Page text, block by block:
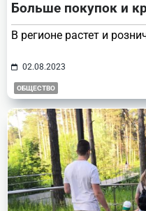
Больше покупок и
В регионе растет и
02.08.2023
ОБЩЕСТВО